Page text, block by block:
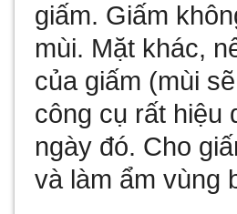
giấm. Giấm
mùi. Mặt khác,
của giấm (mùi
công cụ rất hiệu
ngày đó. Cho
và làm ẩm vùng